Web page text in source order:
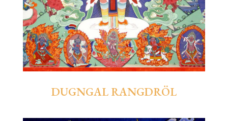
DUGNGAL RANGDRÖL